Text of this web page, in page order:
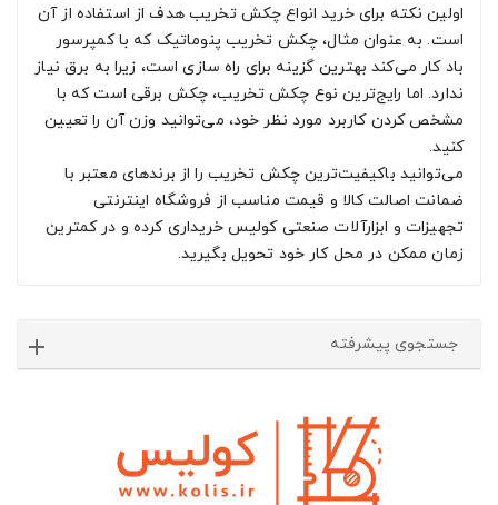
اولین نکته برای خرید انواع چکش تخریب هدف از استفاده از آن
است. به عنوان مثال، چکش تخریب پنوماتیک که با کمپرسور
باد کار می‌کند بهترین گزینه برای راه سازی است، زیرا به برق نیاز
ندارد. اما رایج‌ترین نوع چکش تخریب، چکش برقی است که با
مشخص کردن کاربرد مورد نظر خود، می‌توانید وزن آن را تعیین
کنید.
می‌توانید باکیفیت‌ترین چکش تخریب را از برندهای معتبر با
ضمانت اصالت کالا و قیمت مناسب از فروشگاه اینترنتی
تجهیزات و ابزارآلات صنعتی کولیس خریداری کرده و در کمترین
زمان ممکن در محل کار خود تحویل بگیرید.
جستجوی پیشرفته